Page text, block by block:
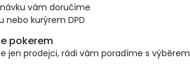
vám doručíme
nebo kurýrem DPD
pokerem
jen prodejci, rádi vám poradíme s výběrem